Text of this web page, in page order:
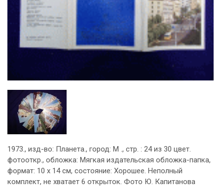
1973., изд-во: Планета., город: М ., стр. : 24 из 30 цвет.
фотооткр., обложка: Мягкая издательская обложка-папка,
формат: 10 х 14 см, состояние: Хорошее. Неполный
комплект, не хватает 6 открыток. Фото Ю. Капитанова